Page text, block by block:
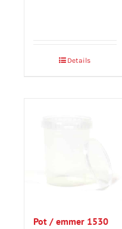
Details
Pot / emmer 1530